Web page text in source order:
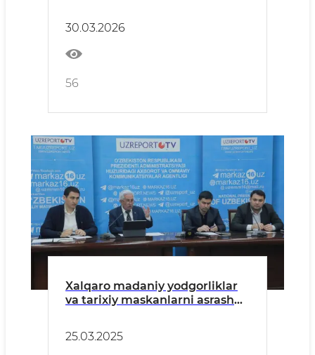
30.03.2026
56
Xalqaro madaniy yodgorliklar
va tarixiy maskanlarni asrash
25.03.2025